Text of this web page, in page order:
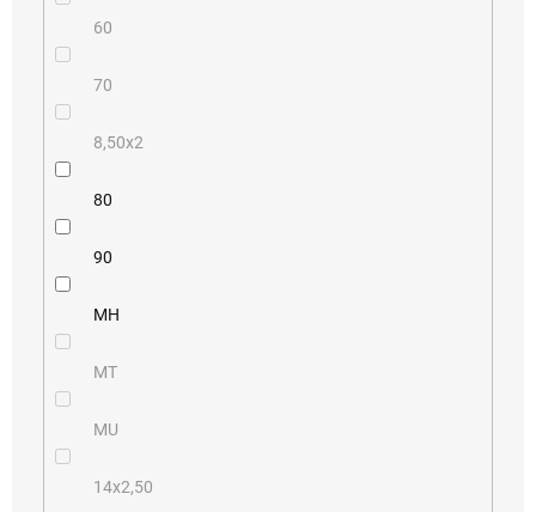
60
70
8,50x2
80
90
MH
MT
MU
14x2,50